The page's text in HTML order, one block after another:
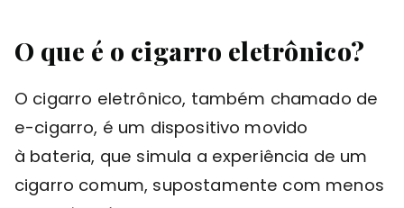
O que é o cigarro eletrônico?
O cigarro eletrônico, também chamado de
e-cigarro, é um dispositivo movido
à bateria, que simula a experiência de um
cigarro comum, supostamente com menos